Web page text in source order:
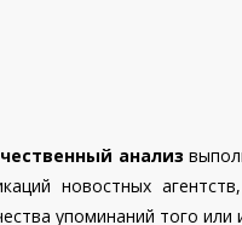
анализ
новостных
упоминаний того или